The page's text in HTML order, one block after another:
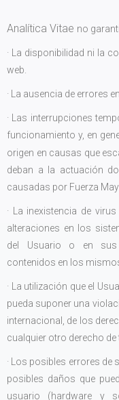
Analítica Vitae no
· La disponibilidad ni la
web.
· La ausencia de errores
· Las interrupciones
funcionamiento y, en
origen en causas que
deban a la actuación
causadas por Fuerza
· La inexistencia de
alteraciones en los
del Usuario o en sus
contenidos en los
· La utilización que el
pueda suponer una
internacional, de los
cualquier otro derecho de
· Los posibles errores de
posibles daños que
usuario (hardware y